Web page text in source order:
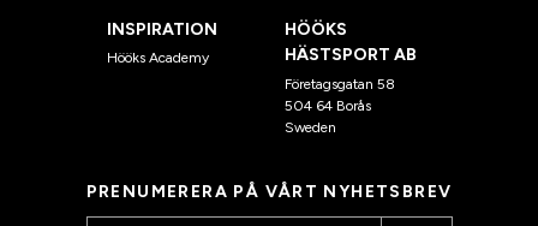
INSPIRATION
Hööks Academy
HÖÖKS
HÄSTSPORT AB
Företagsgatan 58
504 64 Borås
Sweden
PRENUMERERA PÅ VÅRT NYHETSBREV